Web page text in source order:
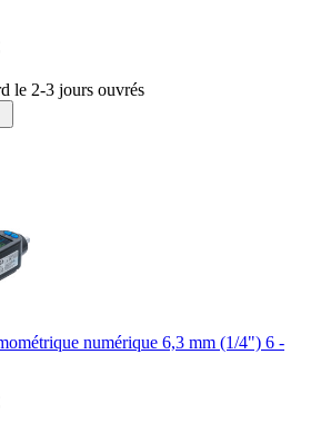
le 2-3 jours ouvrés
numérique 6,3 mm (1/4") 6 -